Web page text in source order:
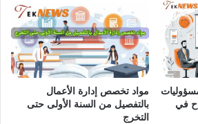
في
مواد تخصص إدارة الأعمال
بالتفصيل من السنة الأولى حتى
التخرج